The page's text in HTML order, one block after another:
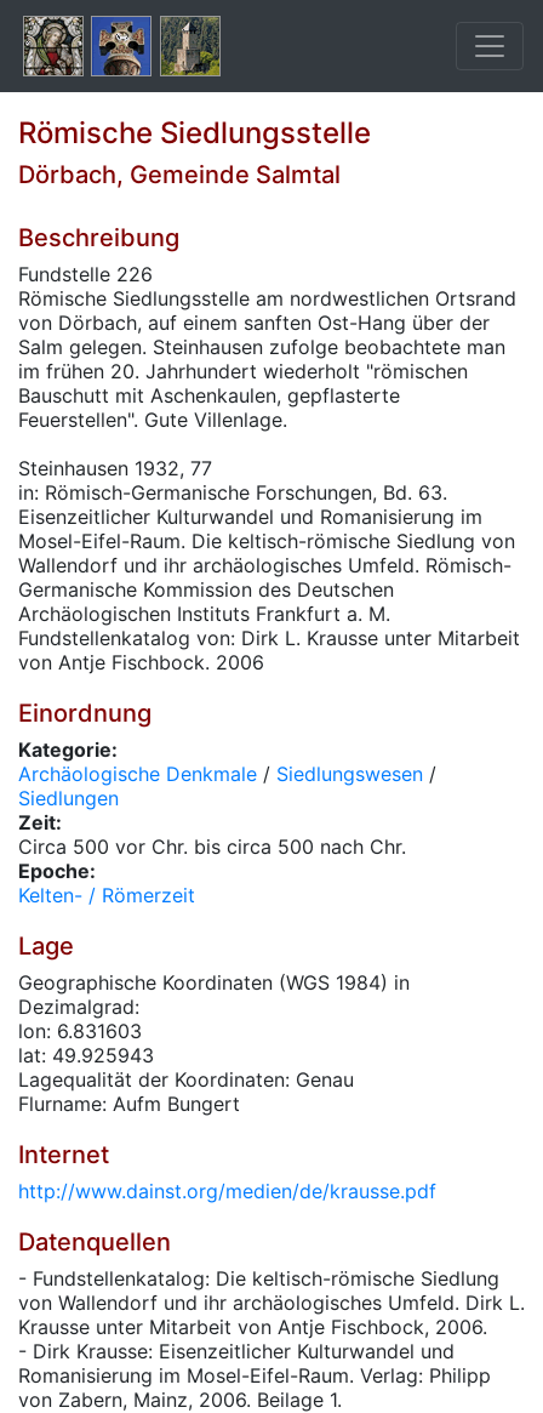
Römische Siedlungsstelle
Dörbach, Gemeinde Salmtal
Beschreibung
Fundstelle 226
Römische Siedlungsstelle am nordwestlichen Ortsrand
von Dörbach, auf einem sanften Ost-Hang über der
Salm gelegen. Steinhausen zufolge beobachtete man
im frühen 20. Jahrhundert wiederholt "römischen
Bauschutt mit Aschenkaulen, gepflasterte
Feuerstellen". Gute Villenlage.
Steinhausen 1932, 77
in: Römisch-Germanische Forschungen, Bd. 63.
Eisenzeitlicher Kulturwandel und Romanisierung im
Mosel-Eifel-Raum. Die keltisch-römische Siedlung von
Wallendorf und ihr archäologisches Umfeld. Römisch-
Germanische Kommission des Deutschen
Archäologischen Instituts Frankfurt a. M.
Fundstellenkatalog von: Dirk L. Krausse unter Mitarbeit
von Antje Fischbock. 2006
Einordnung
Kategorie:
Archäologische Denkmale / Siedlungswesen /
Siedlungen
Zeit:
Circa 500 vor Chr. bis circa 500 nach Chr.
Epoche:
Kelten- / Römerzeit
Lage
Geographische Koordinaten (WGS 1984) in
Dezimalgrad:
lon: 6.831603
lat: 49.925943
Lagequalität der Koordinaten: Genau
Flurname: Aufm Bungert
Internet
http://www.dainst.org/medien/de/krausse.pdf
Datenquellen
- Fundstellenkatalog: Die keltisch-römische Siedlung
von Wallendorf und ihr archäologisches Umfeld. Dirk L.
Krausse unter Mitarbeit von Antje Fischbock, 2006.
- Dirk Krausse: Eisenzeitlicher Kulturwandel und
Romanisierung im Mosel-Eifel-Raum. Verlag: Philipp
von Zabern, Mainz, 2006. Beilage 1.